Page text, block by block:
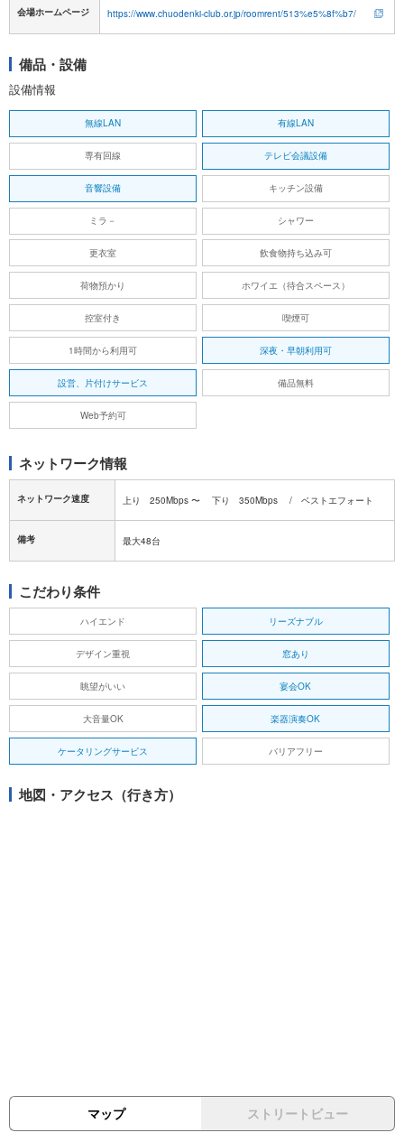
会場ホームページ https://www.chuodenki-club.or.jp/roomrent/513%e5%8f%b7/
備品・設備
設備情報
無線LAN 有線LAN
専有回線 テレビ会議設備
音響設備 キッチン設備
ミラ－ シャワー
更衣室 飲食物持ち込み可
荷物預かり ホワイエ（待合スペース）
控室付き 喫煙可
1時間から利用可 深夜・早朝利用可
設営、片付けサービス 備品無料
Web予約可
ネットワーク情報
ネットワーク速度 上り 250Mbps 〜 下り 350Mbps / ベストエフォート
備考 最大48台
こだわり条件
ハイエンド リーズナブル
デザイン重視 窓あり
眺望がいい 宴会OK
大音量OK 楽器演奏OK
ケータリングサービス バリアフリー
地図・アクセス（行き方）
マップ ストリートビュー